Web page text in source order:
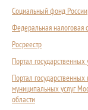
Социальный фонд России
Федеральная налоговая
Росреестр
Портал государственных
Портал государственных
муниципальных услуг
области